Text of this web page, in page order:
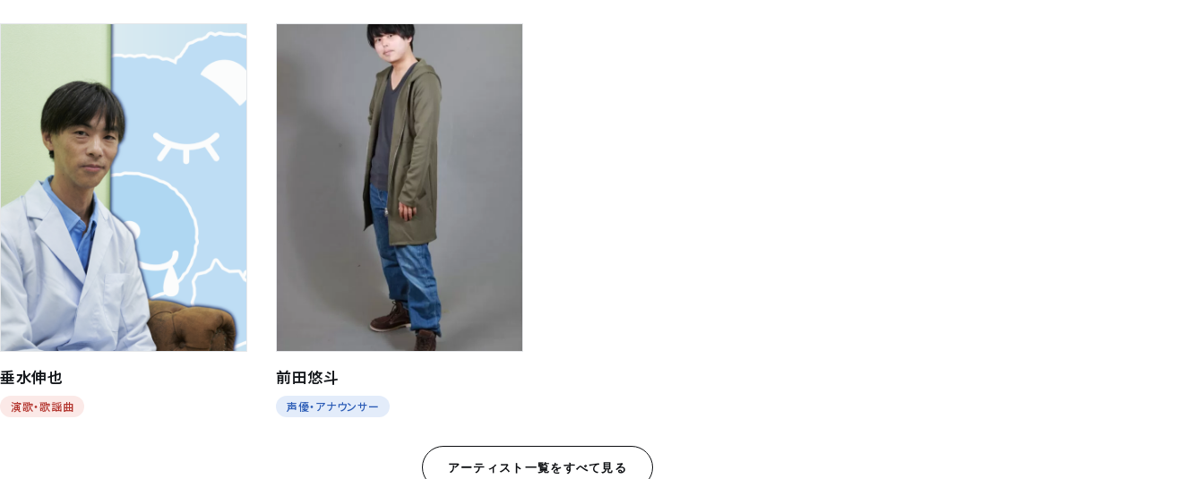
垂水伸也
演歌・歌謡曲
前田悠斗
声優・アナウンサー
アーティスト一覧をすべて見る